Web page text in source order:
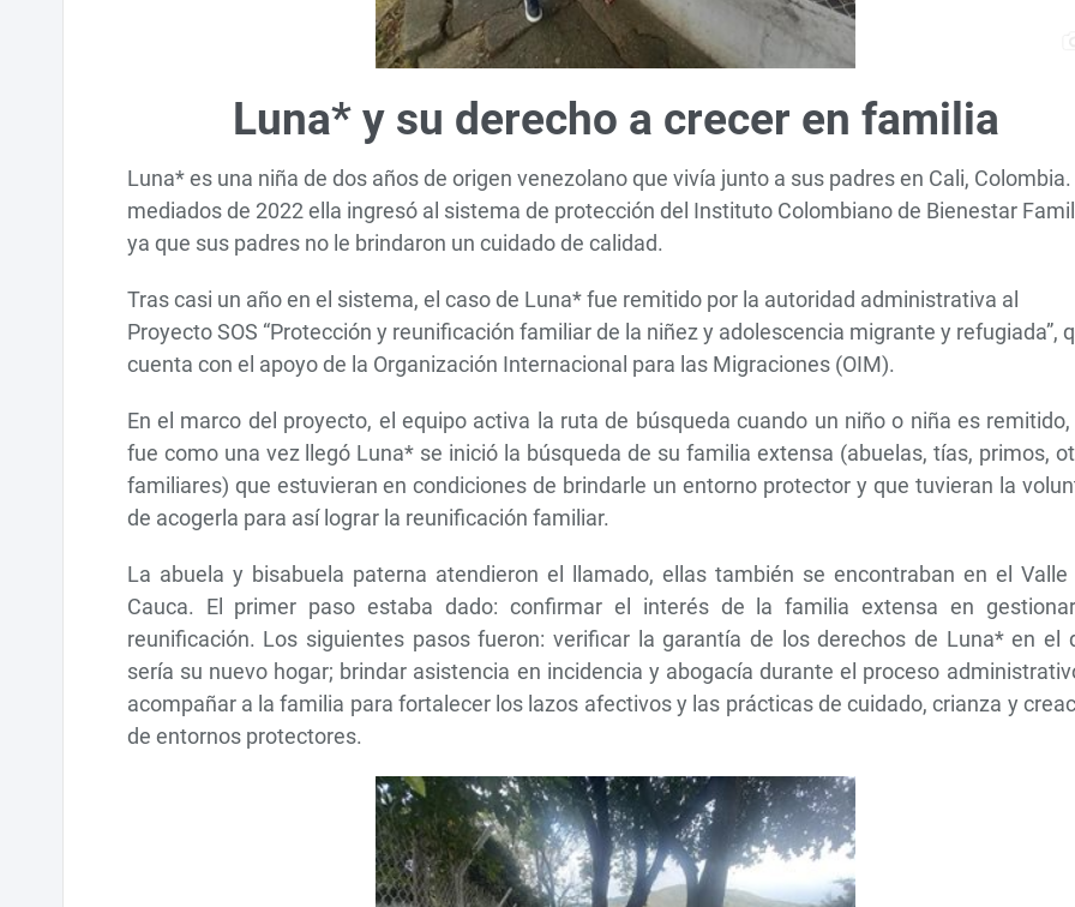
Luna* y su derecho a crecer en familia
Luna* es una niña de dos años de origen venezolano que vivía junto a sus padres en Cali, Colombia.
mediados de 2022 ella ingresó al sistema de protección del Instituto Colombiano de Bienestar
ya que sus padres no le brindaron un cuidado de calidad.
Tras casi un año en el sistema, el caso de Luna* fue remitido por la autoridad administrativa al
Proyecto SOS “Protección y reunificación familiar de la niñez y adolescencia migrante y refugiada”,
cuenta con el apoyo de la Organización Internacional para las Migraciones (OIM).
En el marco del proyecto, el equipo activa la ruta de búsqueda cuando un niño o niña es
fue como una vez llegó Luna* se inició la búsqueda de su familia extensa (abuelas, tías, primos,
familiares) que estuvieran en condiciones de brindarle un entorno protector y que tuvieran la
de acogerla para así lograr la reunificación familiar.
La abuela y bisabuela paterna atendieron el llamado, ellas también se encontraban en el Valle
Cauca. El primer paso estaba dado: confirmar el interés de la familia extensa en
reunificación. Los siguientes pasos fueron: verificar la garantía de los derechos de Luna* en el
sería su nuevo hogar; brindar asistencia en incidencia y abogacía durante el proceso
acompañar a la familia para fortalecer los lazos afectivos y las prácticas de cuidado, crianza y
de entornos protectores.